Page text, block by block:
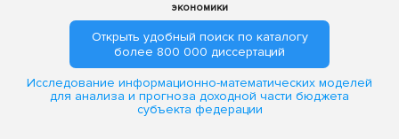
экономики
Открыть удобный поиск по каталогу
более 800 000 диссертаций
Исследование информационно-математических моделей
для анализа и прогноза доходной части бюджета
субъекта федерации